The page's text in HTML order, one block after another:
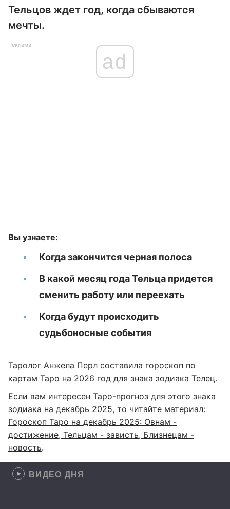
Тельцов ждет год, когда сбываются
мечты.
Реклама
ad
Вы узнаете:
Когда закончится черная полоса
В какой месяц года Тельца придется
сменить работу или переехать
Когда будут происходить
судьбоносные события
Таролог Анжела Перл составила гороскоп по
картам Таро на 2026 год для знака зодиака Телец.
Если вам интересен Таро-прогноз для этого знака
зодиака на декабрь 2025, то читайте материал:
Гороскоп Таро на декабрь 2025: Овнам -
достижение, Тельцам - зависть, Близнецам -
новость.
ВИДЕО ДНЯ